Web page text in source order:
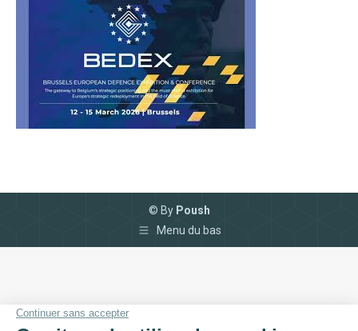
© By Poush
Menu du bas